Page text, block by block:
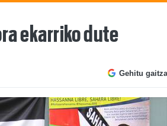
ekarriko dute
Gehitu